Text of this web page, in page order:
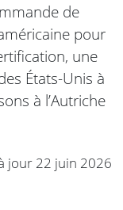
de
pour
une
États-Unis à
à l’Autriche
jour 22 juin 2026